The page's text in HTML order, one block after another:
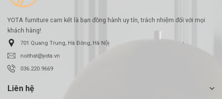
YOTA furniture cam kết là bạn đồng hành uy tín, trách nhiệm đối với mọi
khách hàng!
701 Quang Trung, Hà Đông, Hà Nội
noithat@yota.vn
036.220.9669
Liên hệ